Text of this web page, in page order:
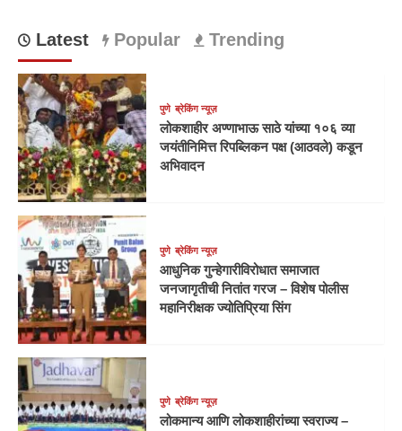
Latest Popular Trending
पुणे ब्रेकिंग न्यूज़
लोकशाहीर अण्णाभाऊ साठे यांच्या १०६ व्या
जयंतीनिमित्त रिपब्लिकन पक्ष (आठवले) कडून
अभिवादन
पुणे ब्रेकिंग न्यूज़
आधुनिक गुन्हेगारीविरोधात समाजात
जनजागृतीची नितांत गरज – विशेष पोलीस
महानिरीक्षक ज्योतिप्रिया सिंग
पुणे ब्रेकिंग न्यूज़
लोकमान्य आणि लोकशाहीरांच्या स्वराज्य –